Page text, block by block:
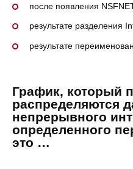
после появления
результате разделения
результате
График, который
распределяются
непрерывного
определенного
это …